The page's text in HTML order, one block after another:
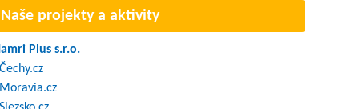
Naše projekty a aktivity
Plus s.r.o.